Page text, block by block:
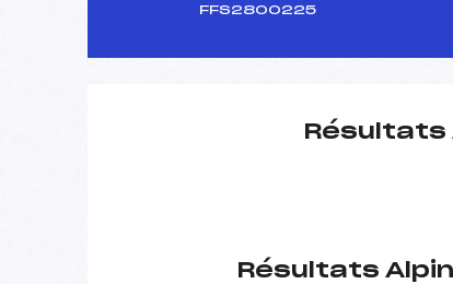
FFS2800225
Résultats
Résultats